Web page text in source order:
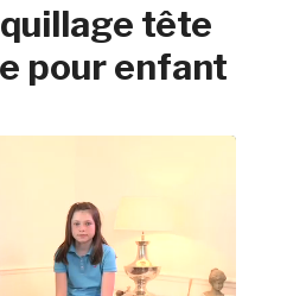
tête
pour enfant